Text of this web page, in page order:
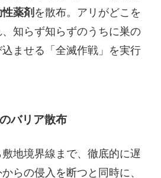
薬剤 を散布。アリがどこを
知らず知らずのうちに巣の
ませる「全滅作戦」を実行
バリア散布
地境界線まで、徹底的に遅
らの侵入を断つと同時に、